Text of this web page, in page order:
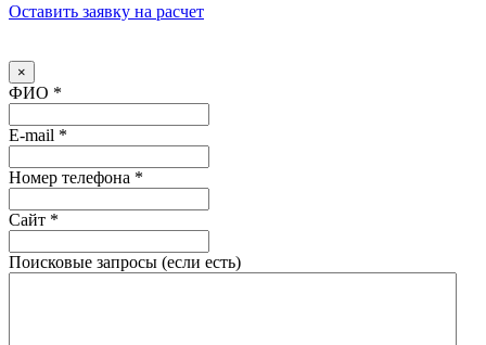
Оставить заявку на расчет
×
ФИО *
E-mail *
Номер телефона *
Сайт *
Поисковые запросы (если есть)